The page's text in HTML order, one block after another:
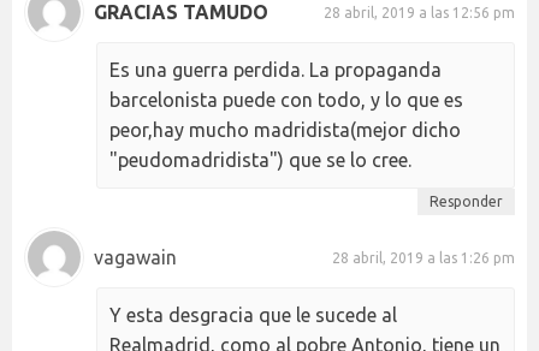
GRACIAS TAMUDO 28 abril, 2019 a las 12:56 pm
Es una guerra perdida. La propaganda
barcelonista puede con todo, y lo que es
peor,hay mucho madridista(mejor dicho
"peudomadridista") que se lo cree.
Responder
vagawain 28 abril, 2019 a las 1:26 pm
Y esta desgracia que le sucede al
Realmadrid, como al pobre Antonio, tiene un